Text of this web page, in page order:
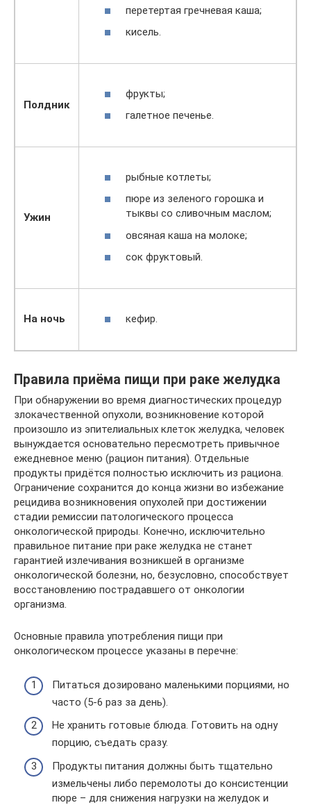
перетертая гречневая каша;
кисель.
Полдник
фрукты;
галетное печенье.
Ужин
рыбные котлеты;
пюре из зеленого горошка и
тыквы со сливочным маслом;
овсяная каша на молоке;
сок фруктовый.
На ночь кефир.
Правила приёма пищи при раке желудка
При обнаружении во время диагностических процедур
злокачественной опухоли, возникновение которой
произошло из эпителиальных клеток желудка, человек
вынуждается основательно пересмотреть привычное
ежедневное меню (рацион питания). Отдельные
продукты придётся полностью исключить из рациона.
Ограничение сохранится до конца жизни во избежание
рецидива возникновения опухолей при достижении
стадии ремиссии патологического процесса
онкологической природы. Конечно, исключительно
правильное питание при раке желудка не станет
гарантией излечивания возникшей в организме
онкологической болезни, но, безусловно, способствует
восстановлению пострадавшего от онкологии
организма.
Основные правила употребления пищи при
онкологическом процессе указаны в перечне:
Питаться дозировано маленькими порциями, но
часто (5-6 раз за день).
Не хранить готовые блюда. Готовить на одну
порцию, съедать сразу.
Продукты питания должны быть тщательно
измельчены либо перемолоты до консистенции
пюре – для снижения нагрузки на желудок и